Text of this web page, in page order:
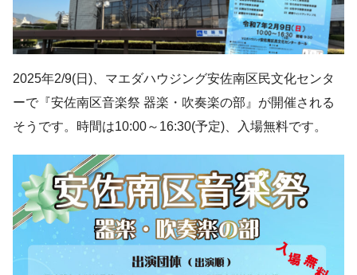
2025年2/9(日)、マエダハウジング安佐南区民文化センタ
ーで『安佐南区音楽祭 器楽・吹奏楽の部』が開催される
そうです。時間は10:00～16:30(予定)、入場無料です。